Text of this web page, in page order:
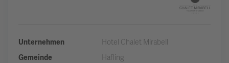
Unternehmen
Hotel Chalet Mirabell
Gemeinde
Hafling